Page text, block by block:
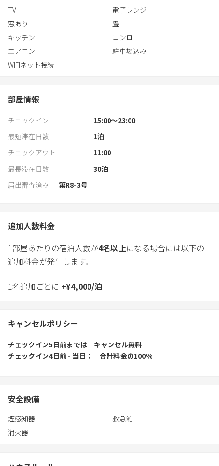
鴨川シーワールド 車33分
スーパーベイシア 車3分
薬ウエルシア 車4分
TV
電子レンジ
窓あり
畳
キッチン
コンロ
エアコン
駐車場込み
WIFIネット接続
部屋情報
チェックイン
15:00〜23:00
最短滞在日数
1泊
チェックアウト
11:00
最長滞在日数
30泊
届出審査済み
第R8-3号
追加人数料金
1部屋あたりの宿泊人数が4名以上になる場合には以下の
追加料金が発生します。
1名追加ごとに +¥4,000/泊
キャンセルポリシー
チェックイン5日前までは
キャンセル無料
チェックイン4日前 - 当日
合計料金の100%
安全設備
煙感知器
救急箱
消火器